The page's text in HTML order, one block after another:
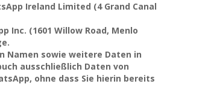
Ireland Limited (4 Grand Canal
Inc. (1601 Willow Road, Menlo
Namen sowie weitere Daten in
ausschließlich Daten von
ohne dass Sie hierin bereits